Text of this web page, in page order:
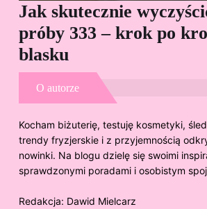
Jak skutecznie
próby 333 – krok po
blasku
O autorze
Kocham biżuterię, testuję kosmetyki,
trendy fryzjerskie i z przyjemnością
nowinki. Na blogu dzielę się swoimi
sprawdzonymi poradami i osobistym
Redakcja: Dawid Mielcarz